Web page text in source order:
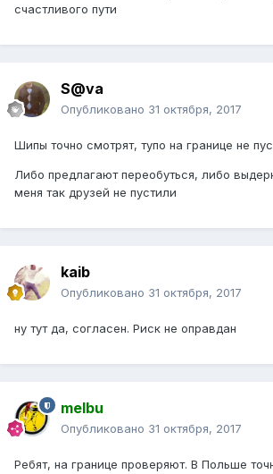
счастливого пути
S@va
Опубликовано 31 октября, 2017
Шипы точно смотрят, тупо на границе не
Либо предлагают переобуться, либо
меня так друзей не пустили
kaib
Опубликовано 31 октября, 2017
ну тут да, согласен. Риск не оправдан
melbu
Опубликовано 31 октября, 2017
Ребят, на границе проверяют. В Польше